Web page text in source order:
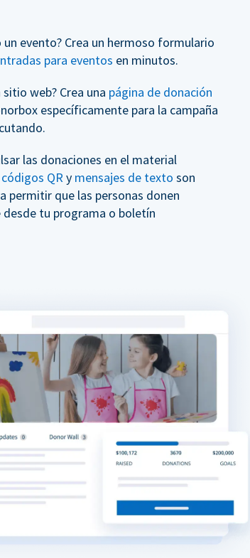
un evento? Crea un hermoso formulario
para eventos en minutos.
web? Crea una página de donación
específicamente para la campaña
las donaciones en el material
QR y mensajes de texto son
permitir que las personas donen
tu programa o boletín